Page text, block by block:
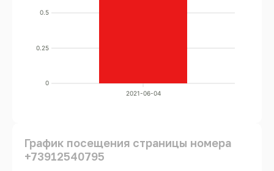
0
0.25
0.5
2021-06-04
График посещения страницы номера
+73912540795